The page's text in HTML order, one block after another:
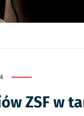
ZSF w